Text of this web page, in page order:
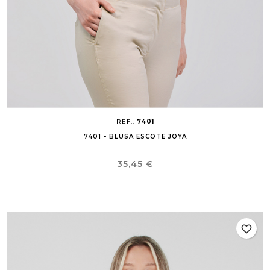
REF.: 7401
7401 - BLUSA ESCOTE JOYA
Precio
35,45 €
favorite_border